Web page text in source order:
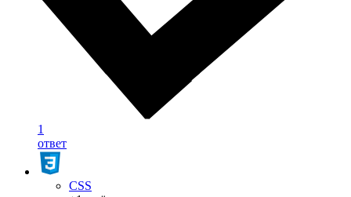
1
ответ
CSS